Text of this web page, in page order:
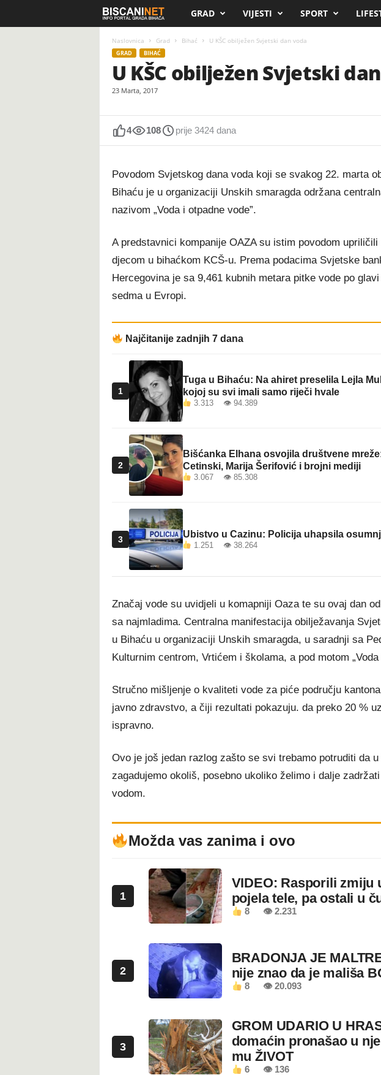
i
s
n
i
e
GRAD VIJESTI SPORT
Naslovnica Grad Bihać U KŠC obilježen Svjetski dan voda
GRAD BIHAĆ
U KŠC obilježen Svjetski
23 Marta, 2017
4 108 prije 3424 dana
Povodom Svjetskog dana voda koji se svakog 22. marta
Bihaću je u organizaciji Unskih smaragda održana
nazivom „Voda i otpadne vode”.
A predstavnici kompanije OAZA su istim povodom
djecom u bihaćkom KCŠ-u. Prema podacima Svjetske
Hercegovina je sa 9,461 kubnih metara pitke vode po
sedma u Evropi.
Najčitanije zadnjih 7 dana
1
Tuga u Bihaću: Na ahiret preselila Lejla
kojoj su svi imali samo riječi hvale
3.313 👁 94.389
2
Bišćanka Elhana osvojila društvene
Cetinski, Marija Šerifović i brojni mediji
3.067 👁 85.308
3 Ubistvo u Cazinu: Policija uhapsila
1.251 👁 38.264
Značaj vode su uvidjeli u komapniji Oaza te su ovaj dan
sa najmladima. Centralna manifestacija obilježavanja
u Bihaću u organizaciji Unskih smaragda, u saradnji sa
Kulturnim centrom, Vrtićem i školama, a pod motom „Voda
Stručno mišljenje o kvaliteti vode za piće području
javno zdravstvo, a čiji rezultati pokazuju. da preko 20 %
ispravno.
Ovo je još jedan razlog zašto se svi trebamo potruditi da
zagadujemo okoliš, posebno ukoliko želimo i dalje
vodom.
Možda vas zanima i ovo
1
VIDEO: Rasporili zmiju
pojela tele, pa ostali u
8 👁 2.231
2
BRADONJA JE
nije znao da je mališa
8 👁 20.093
3
GROM UDARIO U
domaćin pronašao u
mu ŽIVOT
6 👁 136